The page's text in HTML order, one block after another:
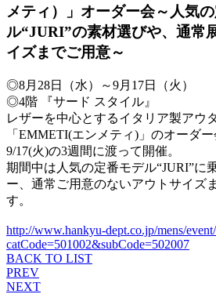
メティ）」オーダー会～人気
ル“JURI”の素材選びや、通常
イズまでご用意～
◎8月28日（水）～9月17日（火）
◎4階 『サード スタイル』
レザーを中心とするイタリア製アウ
「EMMETI(エンメティ)」のオーダ
9/17(火)の3週間に渡って開催。
期間中は人気の定番モデル“JURI”に
ー、通常ご用意のないアウトサイズ
す。
http://www.hankyu-dept.co.jp/mens/
catCode=501002&subCode=502007
BACK TO LIST
PREV
NEXT